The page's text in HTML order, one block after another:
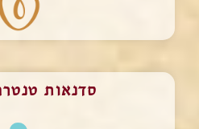
סדנאות